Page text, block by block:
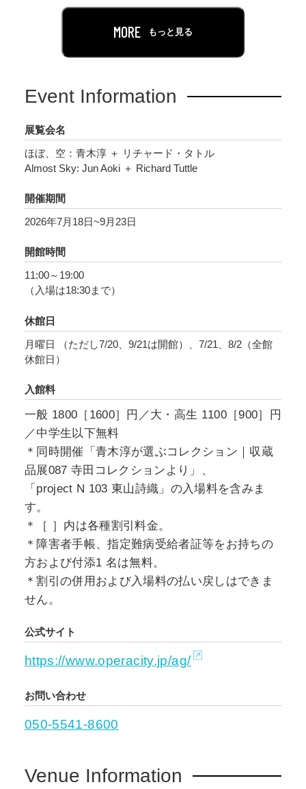
「そら」でもあり「くう」でもある「空」は、
なにもない空虚ではなく、光や影、⼤気に満ち
とだといいます。タトルにとって美術作品と
さ、充⾜感を他者と分かち合う媒体だといいま
す。 “空気”と“光” ― 世界を満たす現象にも喩え
られる建築と美術の融合は、豊かな余⽩を孕ん
だ空間を⽣み出します。
建造物に⾒えるものは機能を持たず、鮮やかな
⾊彩は⼤気に揺らいで、すべては流動的です。
具体的な意味に縛られることのないその空間
で、来場者の視線は溢れるほどの情報から切り
離されて、私たちが⾒る前からそこにあった世
MORE もっと見る
Event Information
展覧会名
ほぼ、空：⻘⽊淳 ＋ リチャード・タトル
Almost Sky: Jun Aoki ＋ Richard Tuttle
開催期間
2026年7月18日~9月23日
開館時間
11:00～19:00
（⼊場は18:30まで）
休館日
月曜日 （ただし7/20、9/21は開館）、7/21、8/2（全館
休館⽇）
入館料
⼀般 1800［1600］円／⼤・⾼⽣ 1100［900］円
／中学⽣以下無料
＊同時開催「⻘⽊淳が選ぶコレクション｜収蔵
品展087 寺⽥コレクションより」、
「project N 103 東⼭詩織」の⼊場料を含みま
す。
＊［ ］内は各種割引料⾦。
＊障害者⼿帳、指定難病受給者証等をお持ちの
⽅および付添1 名は無料。
＊割引の併⽤および⼊場料の払い戻しはできま
せん。
公式サイト
https://www.operacity.jp/ag/
お問い合わせ
050-5541-8600
Venue Information